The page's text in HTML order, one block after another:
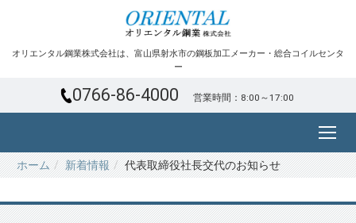
オリエンタル鋼業株式会社は、富山県射水市の鋼板加工メーカー・総合コイルセンタ
ー
0766-86-4000 営業時間：8:00～17:00
ホーム 新着情報 代表取締役社長交代のお知らせ